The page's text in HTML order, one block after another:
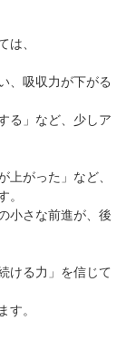
は、
、吸収力が下がる
る」など、少しア
上がった」など、
。
小さな前進が、後
ける力」を信じて
す。